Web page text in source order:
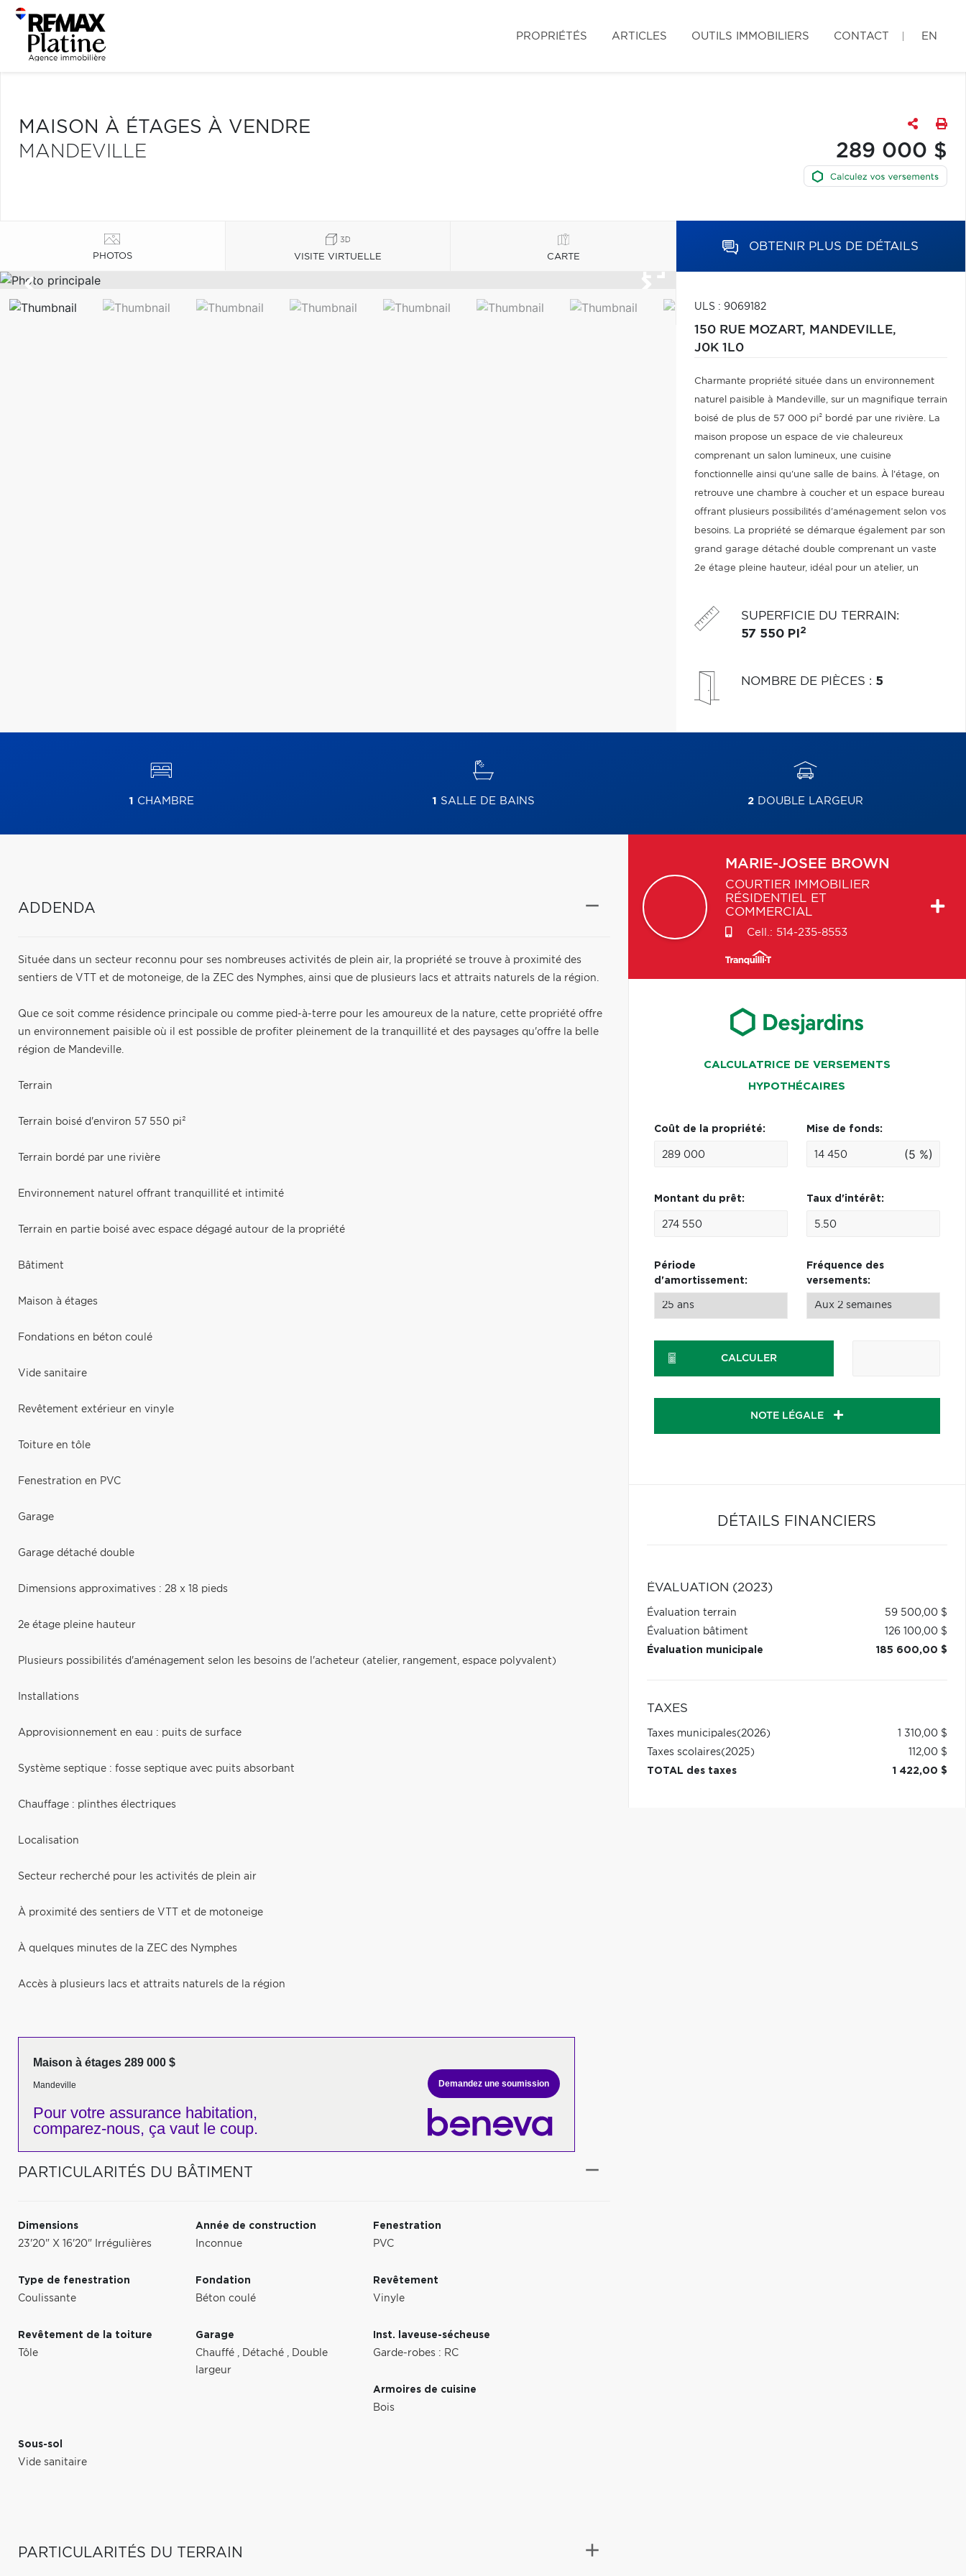
PROPRIÉTÉS ARTICLES OUTILS IMMOBILIERS CONTACT EN
MAISON À ÉTAGES À VENDRE
MANDEVILLE
289 000 $
PHOTOS VISITE VIRTUELLE CARTE
OBTENIR PLUS DE DÉTAILS
ULS : 9069182
150 RUE MOZART, MANDEVILLE,
J0K 1L0
Charmante propriété située dans un environnement
naturel paisible à Mandeville, sur un magnifique terrain
boisé de plus de 57 000 pi² bordé par une rivière. La
maison propose un espace de vie chaleureux
comprenant un salon lumineux, une cuisine
fonctionnelle ainsi qu'une salle de bains. À l'étage, on
retrouve une chambre à coucher et un espace bureau
offrant plusieurs possibilités d'aménagement selon vos
besoins. La propriété se démarque également par son
grand garage détaché double comprenant un vaste
2e étage pleine hauteur, idéal pour un atelier, un
vos projets. Voir Addenda
SUPERFICIE DU TERRAIN:
57 550 PI 2
NOMBRE DE PIÈCES : 5
1 CHAMBRE 1 SALLE DE BAINS 2DOUBLE LARGEUR
ADDENDA
Située dans un secteur reconnu pour ses nombreuses activités de plein air, la propriété se trouve à proximité des
sentiers de VTT et de motoneige, de la ZEC des Nymphes, ainsi que de plusieurs lacs et attraits naturels de la région.
Que ce soit comme résidence principale ou comme pied-à-terre pour les amoureux de la nature, cette propriété offre
un environnement paisible où il est possible de profiter pleinement de la tranquillité et des paysages qu'offre la belle
région de Mandeville.
Terrain
Terrain boisé d'environ 57 550 pi²
Terrain bordé par une rivière
Environnement naturel offrant tranquillité et intimité
Terrain en partie boisé avec espace dégagé autour de la propriété
Bâtiment
Maison à étages
Fondations en béton coulé
Vide sanitaire
Revêtement extérieur en vinyle
Toiture en tôle
Fenestration en PVC
Garage
Garage détaché double
Dimensions approximatives : 28 x 18 pieds
2e étage pleine hauteur
Plusieurs possibilités d'aménagement selon les besoins de l'acheteur (atelier, rangement, espace polyvalent)
Installations
Approvisionnement en eau : puits de surface
Système septique : fosse septique avec puits absorbant
Chauffage : plinthes électriques
Localisation
Secteur recherché pour les activités de plein air
À proximité des sentiers de VTT et de motoneige
À quelques minutes de la ZEC des Nymphes
Accès à plusieurs lacs et attraits naturels de la région
Maison à étages 289 000 $
Mandeville
Pour votre assurance habitation,
comparez-nous, ça vaut le coup.
Demandez une soumission
PARTICULARITÉS DU BÂTIMENT
Dimensions
23'20" X 16'20" Irrégulières
Année de construction
Inconnue
Fenestration
PVC
Type de fenestration
Coulissante
Fondation
Béton coulé
Revêtement
Vinyle
Revêtement de la toiture
Tôle
Garage
Chauffé , Détaché , Double
largeur
Inst. laveuse-sécheuse
Garde-robes : RC
Armoires de cuisine
Bois
Sous-sol
Vide sanitaire
PARTICULARITÉS DU TERRAIN
MARIE-JOSEE BROWN
COURTIER IMMOBILIER
RÉSIDENTIEL ET
COMMERCIAL
Cell.: 514-235-8553
CALCULATRICE DE VERSEMENTS
HYPOTHÉCAIRES
Coût de la propriété: Mise de fonds:
(5 %)
Montant du prêt: Taux d'intérêt:
Période
d'amortissement:
Fréquence des
versements:
CALCULER
NOTE LÉGALE
DÉTAILS FINANCIERS
ÉVALUATION (2023)
Évaluation terrain
59 500,00 $
Évaluation bâtiment
126 100,00 $
Évaluation municipale
185 600,00 $
TAXES
Taxes municipales(2026)
1 310,00 $
Taxes scolaires(2025)
112,00 $
TOTAL des taxes
1 422,00 $